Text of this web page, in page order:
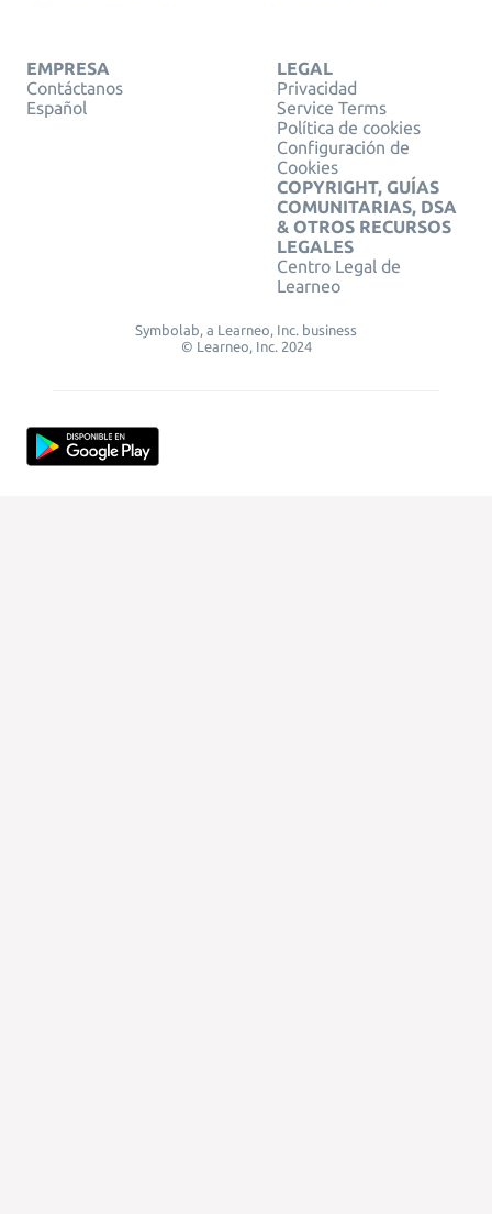
EMPRESA
Contáctanos
Español
LEGAL
Privacidad
Service Terms
Política de cookies
Configuración de
Cookies
COPYRIGHT, GUÍAS
COMUNITARIAS, DSA
& OTROS RECURSOS
LEGALES
Centro Legal de
Learneo
Symbolab, a Learneo, Inc. business
© Learneo, Inc. 2024